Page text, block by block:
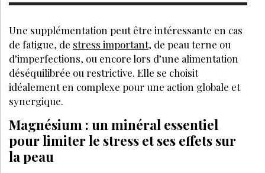
Une supplémentation peut être intéressante en cas
de fatigue, de stress important, de peau terne ou
d’imperfections, ou encore lors d’une alimentation
déséquilibrée ou restrictive. Elle se choisit
idéalement en complexe pour une action globale et
synergique.
Magnésium : un minéral essentiel
pour limiter le stress et ses effets sur
la peau